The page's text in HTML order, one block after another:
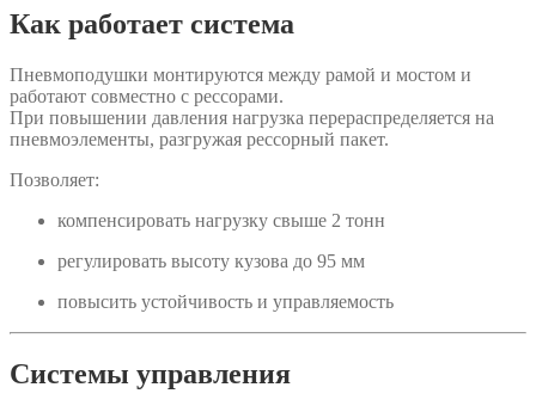
Как работает система
Пневмоподушки монтируются между рамой и мостом и
работают совместно с рессорами.
При повышении давления нагрузка перераспределяется на
пневмоэлементы, разгружая рессорный пакет.
Позволяет:
компенсировать нагрузку свыше 2 тонн
регулировать высоту кузова до 95 мм
повысить устойчивость и управляемость
Системы управления